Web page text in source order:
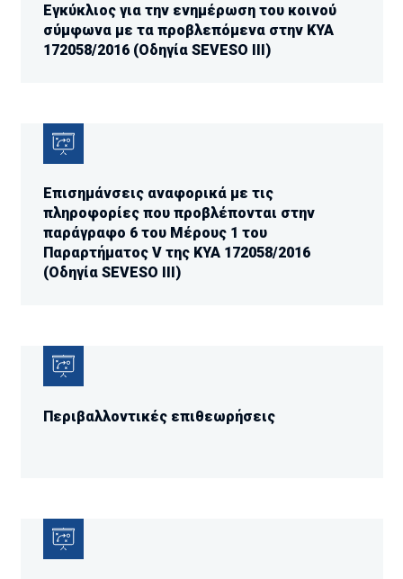
Εγκύκλιος για την ενημέρωση του κοινού
σύμφωνα με τα προβλεπόμενα στην ΚΥΑ
172058/2016 (Οδηγία SEVESO III)
Επισημάνσεις αναφορικά με τις
πληροφορίες που προβλέπονται στην
παράγραφο 6 του Μέρους 1 του
Παραρτήματος V της ΚΥΑ 172058/2016
(Οδηγία SEVESO III)
Περιβαλλοντικές επιθεωρήσεις